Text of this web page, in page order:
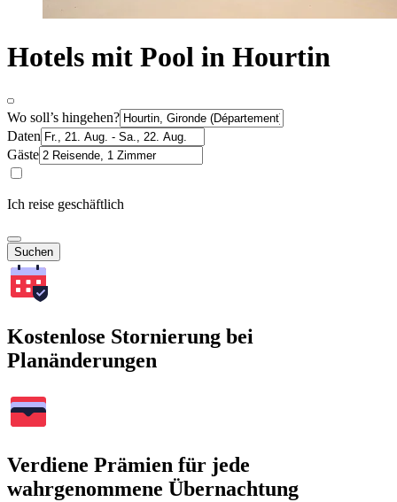
Hotels mit Pool in Hourtin
Wo soll’s hingehen?
Daten
Gäste
Ich reise geschäftlich
Suchen
Kostenlose Stornierung bei
Planänderungen
Verdiene Prämien für jede
wahrgenommene Übernachtung